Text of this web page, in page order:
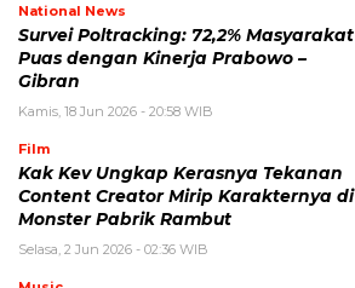
National News
Survei Poltracking: 72,2% Masyarakat
Puas dengan Kinerja Prabowo –
Gibran
Kamis, 18 Jun 2026 - 20:58 WIB
Film
Kak Kev Ungkap Kerasnya Tekanan
Content Creator Mirip Karakternya di
Monster Pabrik Rambut
Selasa, 2 Jun 2026 - 02:36 WIB